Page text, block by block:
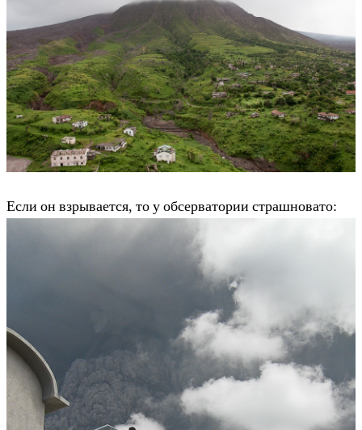
Если он взрывается, то у обсерватории страшновато: